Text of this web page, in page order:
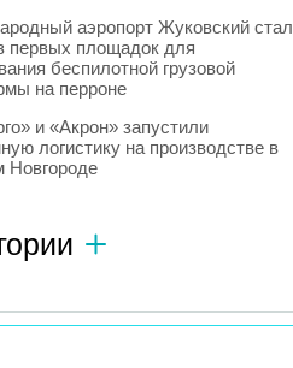
аэропорт Жуковский стал
первых площадок для
беспилотной грузовой
на перроне
и «Акрон» запустили
логистику на производстве в
Новгороде